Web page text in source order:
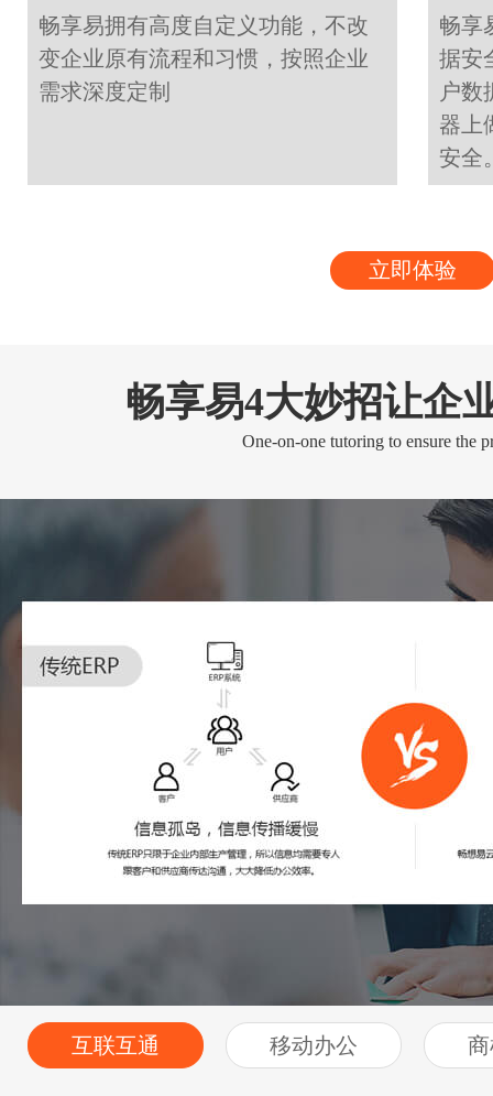
畅享易拥有高度自定义功能，不改
变企业原有流程和习惯，按照企业
需求深度定制
畅享
据安
户数
器上
安全
立即体验
畅享易4大妙招让企
One-on-one tutoring to ensure the
互联互通 移动办公